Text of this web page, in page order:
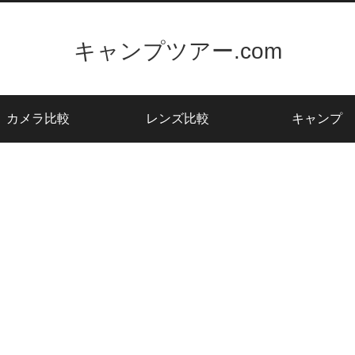
キャンプツアー.com
カメラ比較 レンズ比較 キャンプ